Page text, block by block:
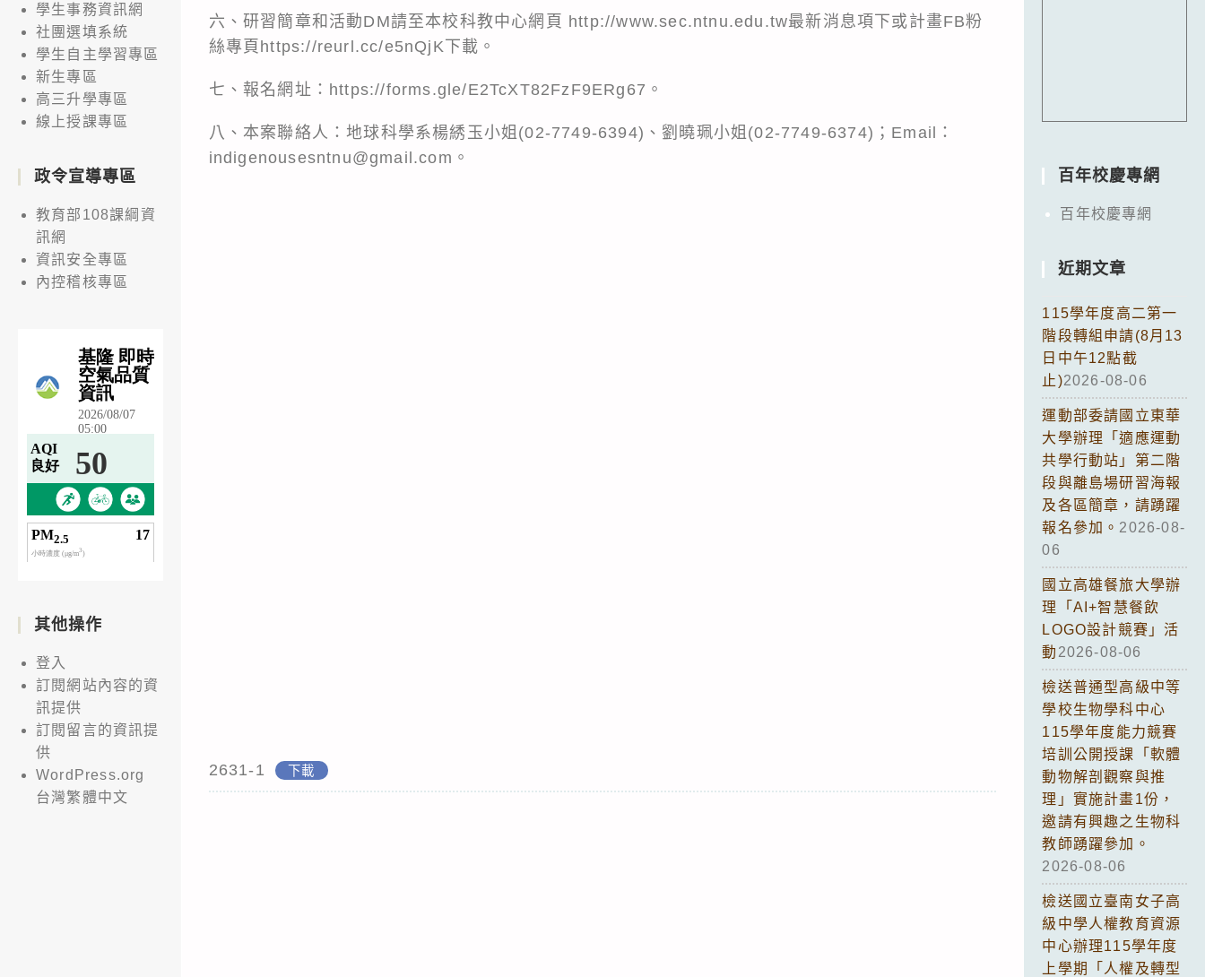
六、研習簡章和活動DM請至本校科教中心網頁 http://www.sec.ntnu.edu.tw最新消息項下或計畫FB粉
絲專頁https://reurl.cc/e5nQjK下載。
七、報名網址：https://forms.gle/E2TcXT82FzF9ERg67。
八、本案聯絡人：地球科學系楊綉玉小姐(02-7749-6394)、劉曉珮小姐(02-7749-6374)；Email：
indigenousesntnu@gmail.com。
2631-1 下載
學生事務資訊網
社團選填系統
學生自主學習專區
新生專區
高三升學專區
線上授課專區
政令宣導專區
教育部108課綱資
訊網
資訊安全專區
內控稽核專區
其他操作
登入
訂閱網站內容的資
訊提供
訂閱留言的資訊提
供
WordPress.org
台灣繁體中文
百年校慶專網
百年校慶專網
近期文章
115學年度高二第一
階段轉組申請(8月13
日中午12點截
止)2026-08-06
運動部委請國立東華
大學辦理「適應運動
共學行動站」第二階
段與離島場研習海報
及各區簡章，請踴躍
報名參加。 2026-08-
06
國立高雄餐旅大學辦
理「AI+智慧餐飲
LOGO設計競賽」活
動 2026-08-06
檢送普通型高級中等
學校生物學科中心
115學年度能力競賽
培訓公開授課「軟體
動物解剖觀察與推
理」實施計畫1份，
邀請有興趣之生物科
教師踴躍參加。
2026-08-06
檢送國立臺南女子高
級中學人權教育資源
中心辦理115學年度
上學期「人權及轉型